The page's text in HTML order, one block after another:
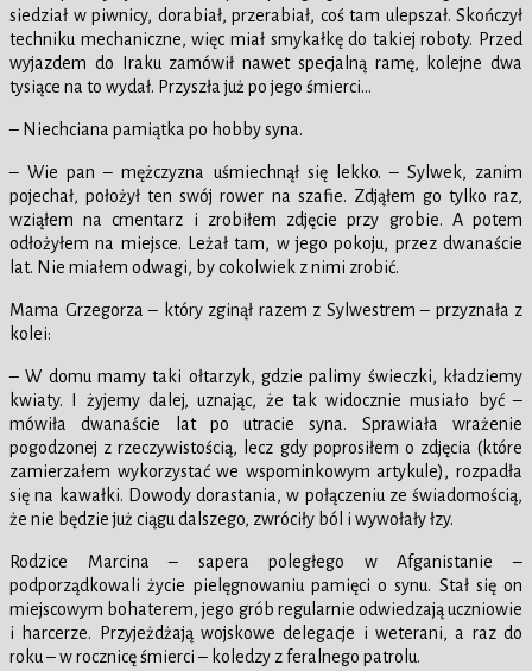
siedział w piwnicy, dorabiał, przerabiał, coś tam ulepszał. Skończył
techniku mechaniczne, więc miał smykałkę do takiej roboty. Przed
wyjazdem do Iraku zamówił nawet specjalną ramę, kolejne dwa
tysiące na to wydał. Przyszła już po jego śmierci…
– Niechciana pamiątka po hobby syna.
– Wie pan – mężczyzna uśmiechnął się lekko. – Sylwek, zanim
pojechał, położył ten swój rower na szafie. Zdjąłem go tylko raz,
wziąłem na cmentarz i zrobiłem zdjęcie przy grobie. A potem
odłożyłem na miejsce. Leżał tam, w jego pokoju, przez dwanaście
lat. Nie miałem odwagi, by cokolwiek z nimi zrobić.
Mama Grzegorza – który zginął razem z Sylwestrem – przyznała z
kolei:
– W domu mamy taki ołtarzyk, gdzie palimy świeczki, kładziemy
kwiaty. I żyjemy dalej, uznając, że tak widocznie musiało być –
mówiła dwanaście lat po utracie syna. Sprawiała wrażenie
pogodzonej z rzeczywistością, lecz gdy poprosiłem o zdjęcia (które
zamierzałem wykorzystać we wspominkowym artykule), rozpadła
się na kawałki. Dowody dorastania, w połączeniu ze świadomością,
że nie będzie już ciągu dalszego, zwróciły ból i wywołały łzy.
Rodzice Marcina – sapera poległego w Afganistanie –
podporządkowali życie pielęgnowaniu pamięci o synu. Stał się on
miejscowym bohaterem, jego grób regularnie odwiedzają uczniowie
i harcerze. Przyjeżdżają wojskowe delegacje i weterani, a raz do
roku – w rocznicę śmierci – koledzy z feralnego patrolu.